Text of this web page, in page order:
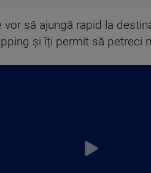
să ajungă rapid la
și îți permit să petreci